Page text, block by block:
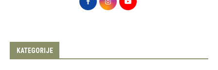
KATEGORIJE